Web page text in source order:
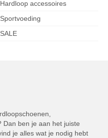
Hardloop accessoires
Sportvoeding
SALE
Dan ben je aan het juiste
je alles wat je nodig hebt